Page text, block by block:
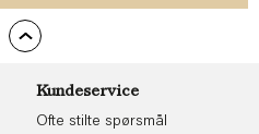
Kundeservice
Ofte stilte spørsmål